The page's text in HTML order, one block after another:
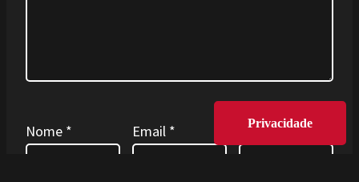
Nome * Email * Site
Privacidade